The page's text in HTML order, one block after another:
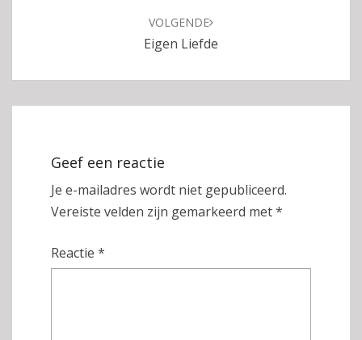
VOLGENDE
Eigen Liefde
Geef een reactie
Je e-mailadres wordt niet gepubliceerd.
Vereiste velden zijn gemarkeerd met*
Reactie *